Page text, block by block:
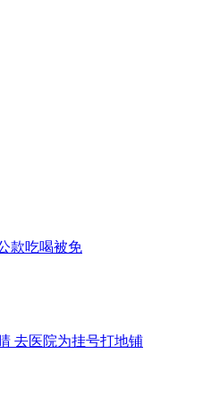
款吃喝被免
去医院为挂号打地铺